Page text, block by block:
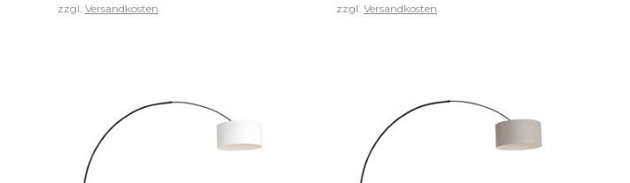
zzgl. Versandkosten
zzgl. Versandkosten